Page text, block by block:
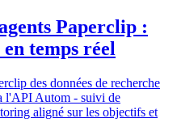
Paperclip :
temps réel
des données de recherche
l'API Autom - suivi de
aligné sur les objectifs et